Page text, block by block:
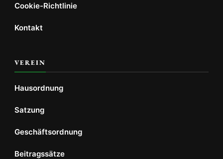
Cookie-Richtlinie
Kontakt
VEREIN
Hausordnung
Satzung
Geschäftsordnung
Beitragssätze